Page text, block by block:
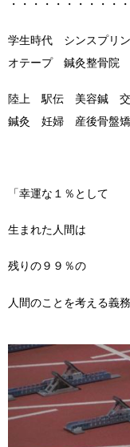
・・・・・・・・・・
学生時代 シンスプリ
オテープ 鍼灸整骨
陸上 駅伝 美容鍼 交
鍼灸 妊婦 産後骨盤
「幸運な１％として
生まれた人間は
残りの９９％の
人間のことを考える義務